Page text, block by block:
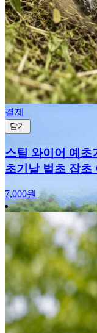
결제
담기
스틸 와이어 예초
초기날 벌초 잡초
7,000원